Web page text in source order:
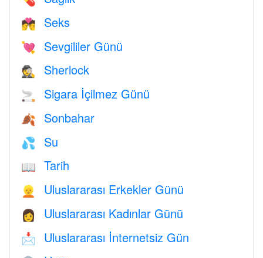
💏 Seks
💘 Sevgililer Günü
🕵️ Sherlock
🚬 Sigara İçilmez Günü
🍂 Sonbahar
💦 Su
📖 Tarih
👱 Uluslararası Erkekler Günü
👩 Uluslararası Kadınlar Günü
📩 Uluslararası İnternetsiz Gün